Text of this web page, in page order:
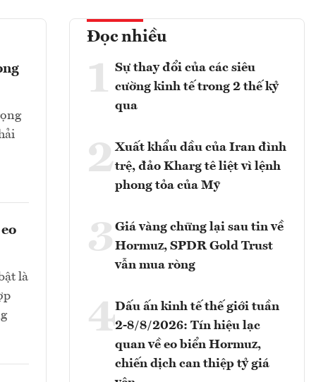
là
Đọc nhiều
1 Sự thay đổi của các siêu
cường kinh tế trong 2 thế kỷ
qua
2Xuất khẩu dầu của Iran đình
trệ, đảo Kharg tê liệt vì lệnh
phong tỏa của Mỹ
3 Giá vàng chững lại sau tin về
Hormuz, SPDR Gold Trust
vẫn mua ròng
4Dấu ấn kinh tế thế giới tuần
2-8/8/2026: Tín hiệu lạc
quan về eo biển Hormuz,
chiến dịch can thiệp tỷ giá